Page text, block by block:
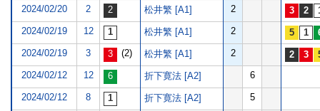
2024/02/20 2 松井繁 [A1] 2
2024/02/19 12 松井繁 [A1] 2
2024/02/19 3 (2) 松井繁 [A1] 2
2024/02/12 12 折下寛法 [A2] 6
2024/02/12 8 折下寛法 [A2] 5